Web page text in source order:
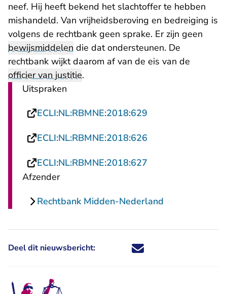
neef. Hij heeft bekend het slachtoffer te hebben
mishandeld. Van vrijheidsberoving en bedreiging is
volgens de rechtbank geen sprake. Er zijn geen
bewijsmiddelen die dat ondersteunen. De
rechtbank wijkt daarom af van de eis van de
officier van justitie.
Uitspraken
ECLI:NL:RBMNE:2018:629
ECLI:NL:RBMNE:2018:626
ECLI:NL:RBMNE:2018:627
Afzender
Rechtbank Midden-Nederland
Deel dit nieuwsbericht: Deel dit nieuwsbericht via X -
Deel dit nieuwsbericht via
Deel dit nieuwsbericht
Deel dit